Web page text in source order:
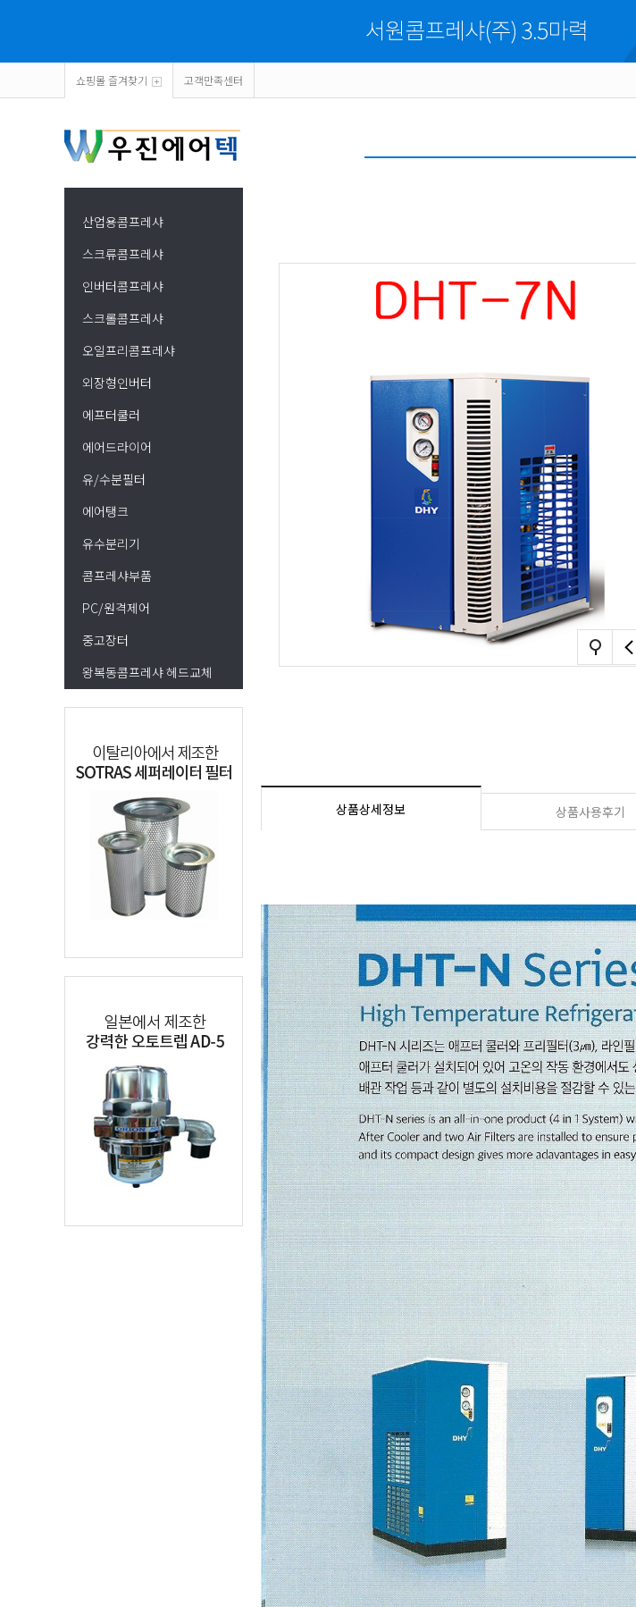
쇼핑몰 즐겨찾기 고객만족센터
산업용콤프레샤
스크류콤프레샤
인버터콤프레샤
스크롤콤프레샤
오일프리콤프레샤
외장형인버터
에프터쿨러
에어드라이어
유/수분필터
에어탱크
유수분리기
콤프레샤부품
PC/원격제어
중고장터
왕복동콤프레샤 헤드교체
상품상세정보 상품사용후기